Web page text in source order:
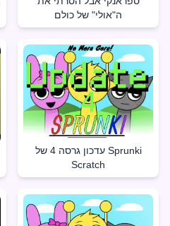
ה"אולי" של כולם
עדכון גרסה 4 של Sprunki
Scratch